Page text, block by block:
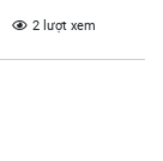
2 lượt xem